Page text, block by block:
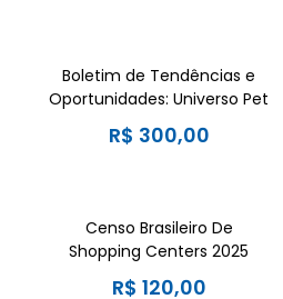
Boletim de Tendências e
Oportunidades: Universo Pet
R$ 300,00
Censo Brasileiro De
Shopping Centers 2025
R$ 120,00